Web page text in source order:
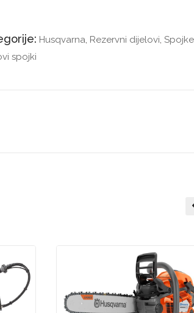
Husqvarna, Rezervni dijelovi,
spojki